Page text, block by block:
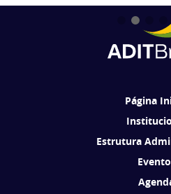
Página
Estrutura